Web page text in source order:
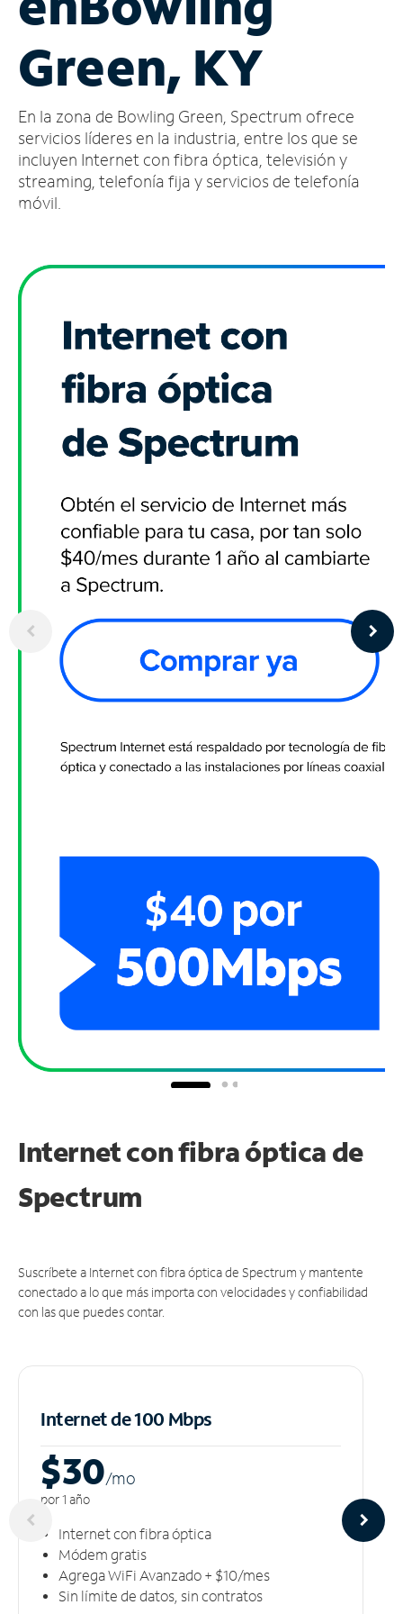
cuenta
Encuentra
tienda
Green, KY
En la zona de Bowling Green, Spectrum ofrece
servicios líderes en la industria, entre los que se
incluyen Internet con fibra óptica, televisión y
streaming, telefonía fija y servicios de telefonía
móvil.
Internet con fibra óptica de
Spectrum
Suscríbete a Internet con fibra óptica de Spectrum y mantente
conectado a lo que más importa con velocidades y confiabilidad
con las que puedes contar.
Internet de 100 Mbps
$30/mo
por 1 año
Internet con fibra óptica
Módem gratis
Agrega WiFi Avanzado + $10/mes
Sin límite de datos, sin contratos